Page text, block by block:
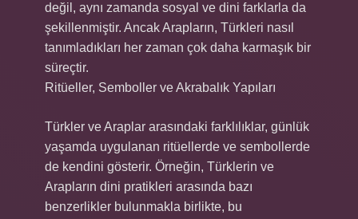
değil, aynı zamanda sosyal ve dini farklarla da
şekillenmiştir. Ancak Arapların, Türkleri nasıl
tanımladıkları her zaman çok daha karmaşık bir
süreçtir.
Ritüeller, Semboller ve Akrabalık Yapıları
Türkler ve Araplar arasındaki farklılıklar, günlük
yaşamda uygulanan ritüellerde ve sembollerde
de kendini gösterir. Örneğin, Türklerin ve
Arapların dini pratikleri arasında bazı
benzerlikler bulunmakla birlikte, bu